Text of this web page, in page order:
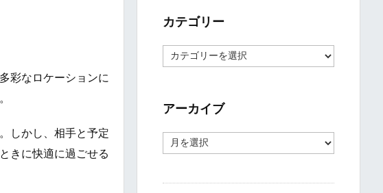
彩なロケーションに
しかし、相手と予定
きに快適に過ごせる
カテゴリー
テ
ー
アーカイブ
ー